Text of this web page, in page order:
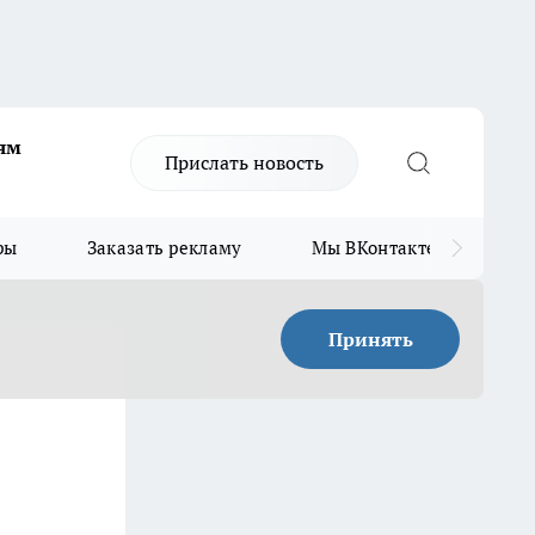
Прислать новость
Заказать рекламу Мы ВКонтакте
Принять